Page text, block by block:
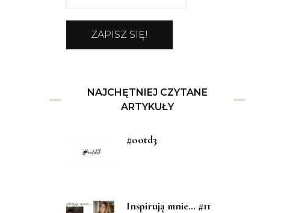
NAJCHĘTNIEJ CZYTANE
ARTYKUŁY
#ootd3
Inspirują mnie… #11